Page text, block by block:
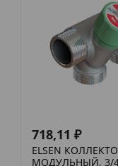
718,11 ₽
ELSEN
МОДУЛЬНЫЙ, 3/